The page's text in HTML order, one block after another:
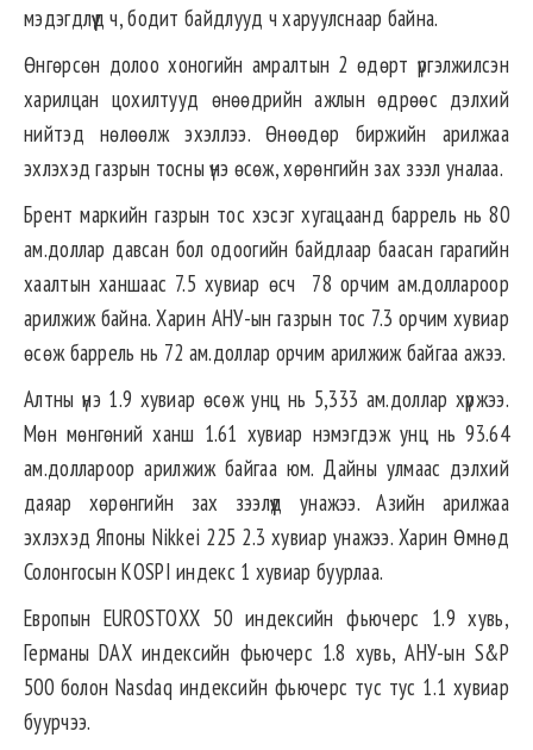
мэдэгдлүүд ч, бодит байдлууд ч харуулснаар байна.
Өнгөрсөн долоо хоногийн амралтын 2 өдөрт үргэлжилсэн
харилцан цохилтууд өнөөдрийн ажлын өдрөөс дэлхий
нийтэд нөлөөлж эхэллээ. Өнөөдөр биржийн арилжаа
эхлэхэд газрын тосны үнэ өсөж, хөрөнгийн зах зээл уналаа.
Брент маркийн газрын тос хэсэг хугацаанд баррель нь 80
ам.доллар давсан бол одоогийн байдлаар баасан гарагийн
хаалтын ханшаас 7.5 хувиар өсч 78 орчим ам.доллароор
арилжиж байна. Харин АНУ-ын газрын тос 7.3 орчим хувиар
өсөж баррель нь 72 ам.доллар орчим арилжиж байгаа ажээ.
Алтны үнэ 1.9 хувиар өсөж унц нь 5,333 ам.доллар хүржээ.
Мөн мөнгөний ханш 1.61 хувиар нэмэгдэж унц нь 93.64
ам.доллароор арилжиж байгаа юм. Дайны улмаас дэлхий
даяар хөрөнгийн зах зээлүүд унажээ. Азийн арилжаа
эхлэхэд Японы Nikkei 225 2.3 хувиар унажээ. Харин Өмнөд
Солонгосын KOSPI индекс 1 хувиар буурлаа.
Европын EUROSTOXX 50 индексийн фьючерс 1.9 хувь,
Германы DAX индексийн фьючерс 1.8 хувь, АНУ-ын S&P
500 болон Nasdaq индексийн фьючерс тус тус 1.1 хувиар
буурчээ.